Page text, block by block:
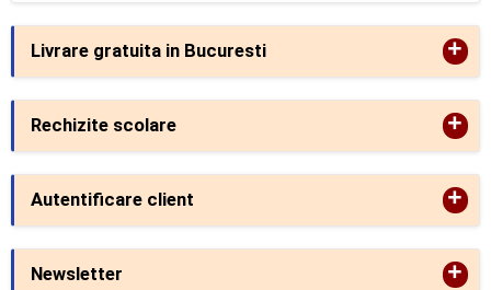
Livrare gratuita in Bucuresti +
Rechizite scolare +
Autentificare client +
Newsletter +